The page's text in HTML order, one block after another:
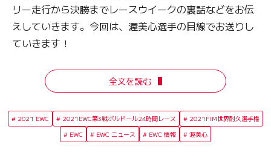
リー走行から決勝までレースウイークの裏話などをお伝
えしていきます。今回は、渥美心選手の目線でお送りし
ていきます！
全文を読む
2021 EWC 2021EWC第3戦ボルドール24時間レース
2021FIM世界耐久選手権
EWC
EWC ニュース EWC 情報 渥美心